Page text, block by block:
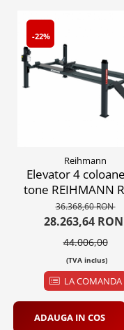
-22%
Reihmann
Elevator 4
tone REIHMANN
4.50 PRO -
380V
36.368,60 RON
28.263,64 RON
44.006,00
(TVA inclus)
LA COMANDA
ADAUGA IN COS